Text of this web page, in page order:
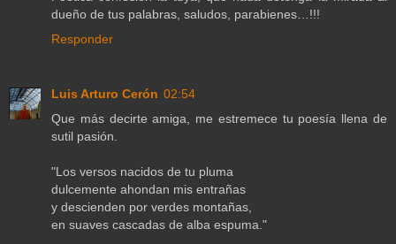
dueño de tus palabras, saludos, parabienes…!!!
Responder
Luis Arturo Cerón 02:54
Que más decirte amiga, me estremece tu poesía llena de
sutil pasión.
"Los versos nacidos de tu pluma
dulcemente ahondan mis entrañas
y descienden por verdes montañas,
en suaves cascadas de alba espuma."